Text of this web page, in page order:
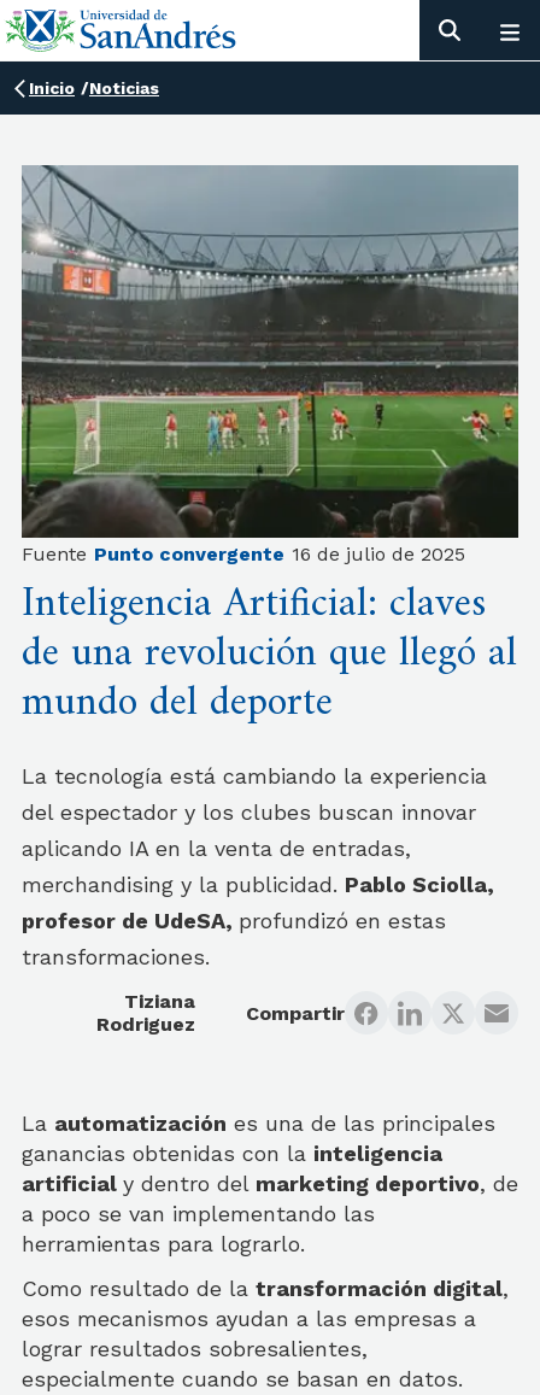
Inicio /Noticias
Fuente Punto convergente 16 de julio de 2025
Inteligencia Artificial: claves
de una revolución que llegó al
mundo del deporte
La tecnología está cambiando la experiencia
del espectador y los clubes buscan innovar
aplicando IA en la venta de entradas,
merchandising y la publicidad. Pablo Sciolla,
profesor de UdeSA, profundizó en estas
transformaciones.
Tiziana
Rodriguez
Compartir
La automatización es una de las principales
ganancias obtenidas con la inteligencia
artificial y dentro del marketing deportivo, de
a poco se van implementando las
herramientas para lograrlo.
Como resultado de la transformación digital,
esos mecanismos ayudan a las empresas a
lograr resultados sobresalientes,
especialmente cuando se basan en datos.